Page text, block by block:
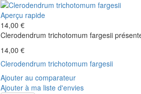
Aperçu rapide
14,00 €
Clerodendrum trichotomum fargesii
14,00 €
Clerodendrum trichotomum fargesii
Ajouter au comparateur
Ajouter à ma liste d'envies